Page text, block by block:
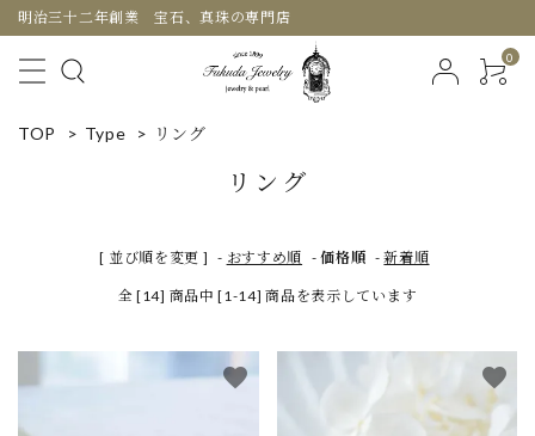
明治三十二年創業 宝石、真珠の専門店
0
TOP > Type > リング
リング
[ 並び順を変更 ] - おすすめ順 -価格順 -新着順
全 [14] 商品中 [1-14] 商品を表示しています
favorite favorite